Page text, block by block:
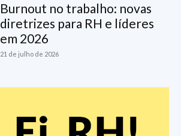
Burnout no trabalho: novas
diretrizes para RH e líderes
em 2026
21 de julho de 2026